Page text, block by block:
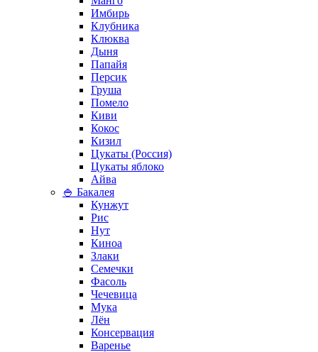
Имбирь
Клубника
Клюква
Дыня
Папайя
Персик
Груша
Помело
Киви
Кокос
Кизил
Цукаты (Россия)
Цукаты яблоко
Айва
🍚 Бакалея
Кунжут
Рис
Нут
Киноа
Злаки
Семечки
Фасоль
Чечевица
Мука
Лён
Консервация
Варенье